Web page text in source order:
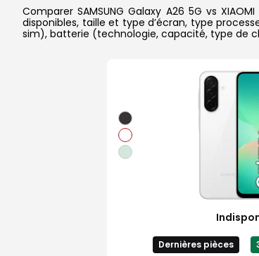
Comparer SAMSUNG Galaxy A26 5G vs
disponibles, taille et type d’écran, type
sim), batterie (technologie, capacité, type de
Dernières pièces